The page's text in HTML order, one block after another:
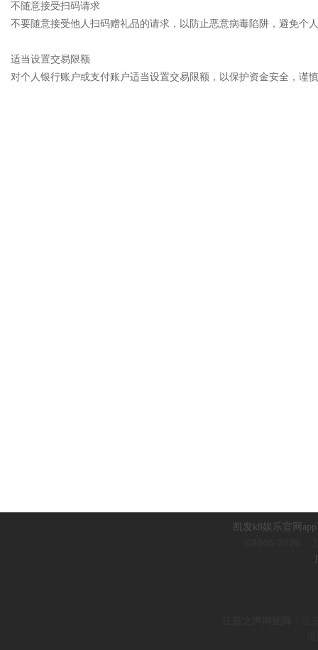
不随意接受扫码请求
不要随意接受他人扫码赠礼品的请求，以防止恶意病毒陷阱，避免个
适当设置交易限额
对个人银行账户或支付账户适当设置交易限额，以保护资金安全，谨
凯发k8娱乐官网